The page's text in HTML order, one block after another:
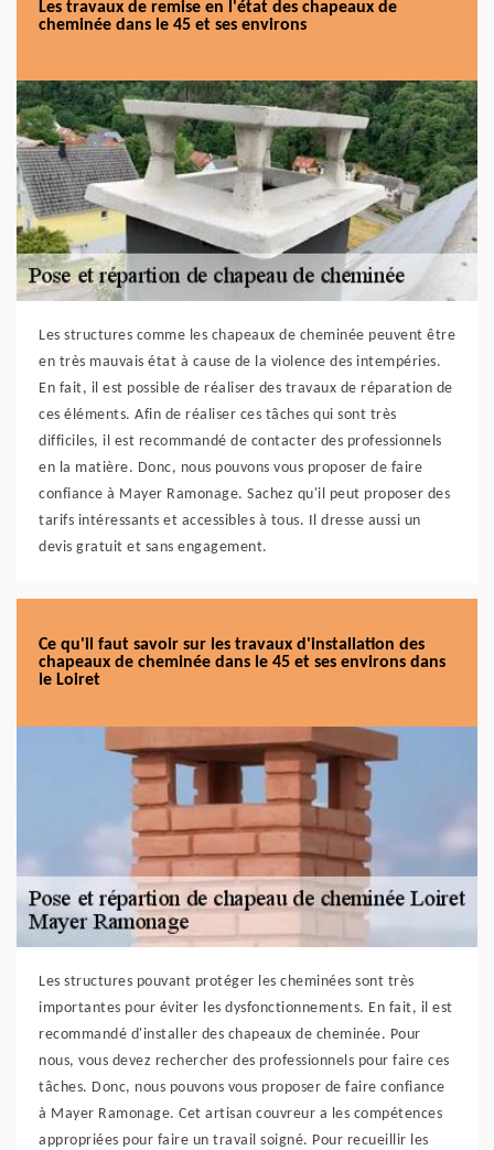
Les travaux de remise en l'état des chapeaux de
cheminée dans le 45 et ses environs
Les structures comme les chapeaux de cheminée peuvent être
en très mauvais état à cause de la violence des intempéries.
En fait, il est possible de réaliser des travaux de réparation de
ces éléments. Afin de réaliser ces tâches qui sont très
difficiles, il est recommandé de contacter des professionnels
en la matière. Donc, nous pouvons vous proposer de faire
confiance à Mayer Ramonage. Sachez qu'il peut proposer des
tarifs intéressants et accessibles à tous. Il dresse aussi un
devis gratuit et sans engagement.
Ce qu'il faut savoir sur les travaux d'installation des
chapeaux de cheminée dans le 45 et ses environs dans
le Loiret
Les structures pouvant protéger les cheminées sont très
importantes pour éviter les dysfonctionnements. En fait, il est
recommandé d'installer des chapeaux de cheminée. Pour
nous, vous devez rechercher des professionnels pour faire ces
tâches. Donc, nous pouvons vous proposer de faire confiance
à Mayer Ramonage. Cet artisan couvreur a les compétences
appropriées pour faire un travail soigné. Pour recueillir les